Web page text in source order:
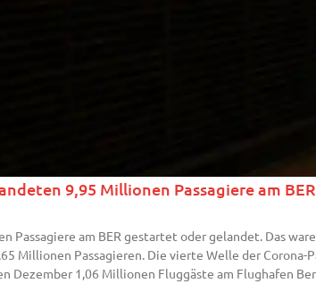
9,95 Millionen Passagiere am BER
Passagiere am BER gestartet oder gelandet. Das
Millionen Passagieren. Die vierte Welle der
Dezember 1,06 Millionen Fluggäste am Flughafen